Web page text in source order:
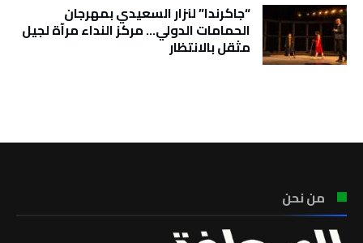
“جاكرندا” لنزار السعيدي بمهرجان
الحمامات الدولي… مركز النداء مرآة لجيل
مثقل بالانتظار
من نحن